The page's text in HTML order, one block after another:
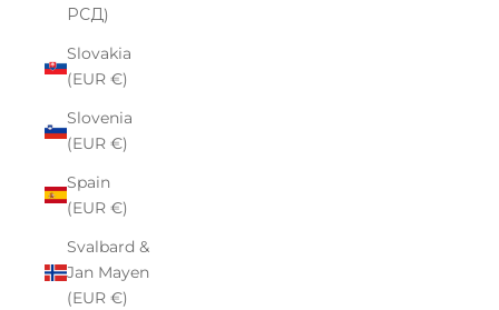
РСД)
Slovakia
(EUR €)
Slovenia
(EUR €)
Spain
(EUR €)
Svalbard &
Jan Mayen
(EUR €)